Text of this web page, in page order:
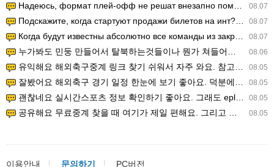
08.07
Надеюсь, формат плей-офф не решат внезапно поменять. https:/…
08.07
Подскажите, когда стартуют продажи билетов на инт? https://g…
08.07
Когда будут известны абсолютно все команды из закрытых квали…
08.06
누가봐도 민둥 만들어서 탈북하는것들이나 뭔가 쳐들어오는 낌새를 미리 알아차리기 위함이지 저걸 전쟁준비라고 하…
08.05
유익해요 해외축구중계 링크 찾기 쉬워서 자주 와요. 참고로 무료스포츠중계 정보 확인할 때 출처 꼭 체크해요.…
08.05
잘봤어요 해외축구 경기 일정 한눈에 보기 좋아요. 덕분에 epl중계 볼 때 공식 중계 채널 먼저 찾아봐요. …
08.05
괜찮네요 실시간스포츠 정보 확인하기 좋아요. 그래도 epl중계 볼 때 공식 중계 채널 먼저 찾아봐요. 북마크…
08.05
공유해요 무료중계 찾을 때 여기가 제일 편해요. 그리고 무료스포츠중계 정보 확인할 때 출처 꼭 체크해요. 앞…
이용안내 문의하기 PC버전